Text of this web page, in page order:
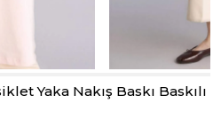
Yaka Nakış Baskı Baskılı